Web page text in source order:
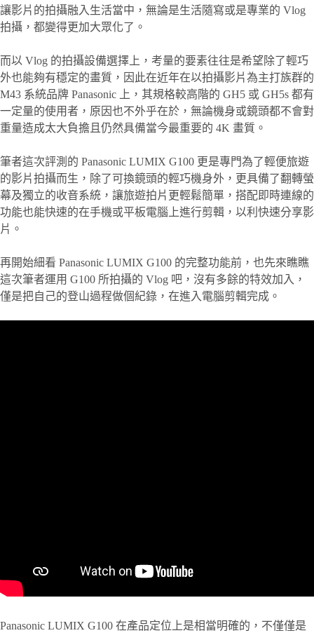
讓影片的拍攝融入生活當中，無論是生活隨寫或是專業的 Vlog
拍攝，都變得更加大眾化了。
而以 Vlog 的拍攝設備選擇上，考量的要素往往是希望除了輕巧
外也能夠有穩定的畫質，因此在近年在以拍攝影片為主打族群的
M43 系統品牌 Panasonic 上，其規格較高階的 GH5 或 GH5s 都有
一定量的使用者，原因也不外乎在於，無論機身或鏡頭都不會對
重量造成太大負擔且仍然具備當今最重要的 4K 畫質。
筆者這次評測的 Panasonic LUMIX G100 更是專門為了輕便旅遊
的影片拍攝而生，除了可換鏡頭的輕巧機身外，更具備了翻轉螢
幕及獨立的收音系統，讓旅遊拍片更輕鬆簡單，搭配即時連線的
功能也能快速的在手機或平板電腦上進行剪輯，以利快速分享影
片。
再開始細看 Panasonic LUMIX G100 的完整功能前，也先來瞧瞧
這次筆者運用 G100 所拍攝的 Vlog 吧，沒有多餘的特效加入，
僅是把自己的登山過程做個紀錄，在進入電腦剪輯完成。
Panasonic LUMIX G100 在產品定位上是相當明確的，不僅僅是